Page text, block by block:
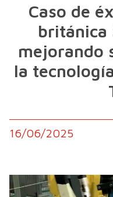
Caso de
británica
mejorando
la
16/06/2025